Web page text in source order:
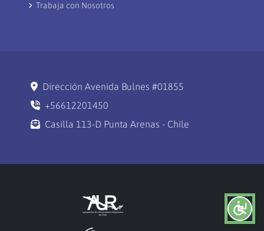
Trabaja con Nosotros
Dirección Avenida Bulnes #01855
+56612201450
Casilla 113-D Punta Arenas - Chile